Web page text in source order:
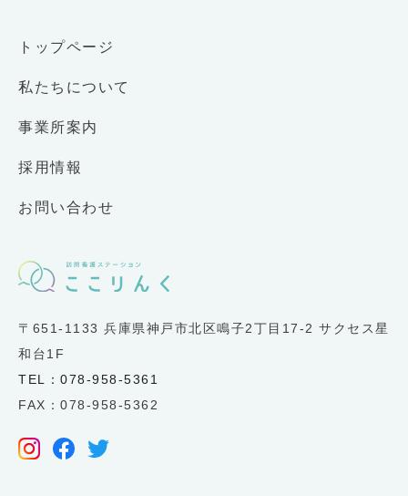
〒651-1133 兵庫県神戸市北区鳴子2丁目17-2 サクセス星
和台1F
TEL：078-958-5361
FAX：078-958-5362
トップページ
私たちについて
事業所案内
採用情報
お問い合わせ